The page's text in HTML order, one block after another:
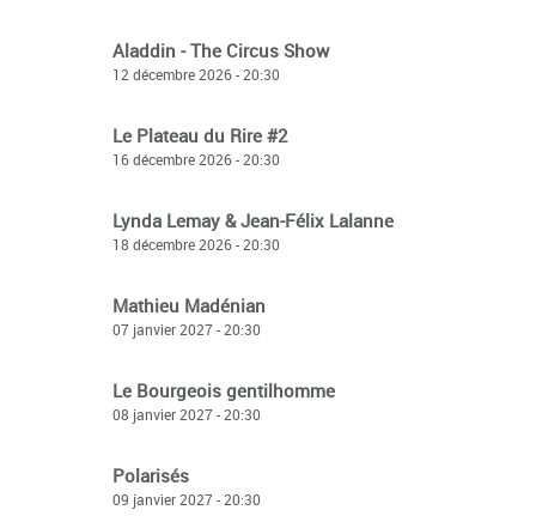
Aladdin - The Circus Show
12 décembre 2026 - 20:30
Le Plateau du Rire #2
16 décembre 2026 - 20:30
Lynda Lemay & Jean-Félix Lalanne
18 décembre 2026 - 20:30
Mathieu Madénian
07 janvier 2027 - 20:30
Le Bourgeois gentilhomme
08 janvier 2027 - 20:30
Polarisés
09 janvier 2027 - 20:30